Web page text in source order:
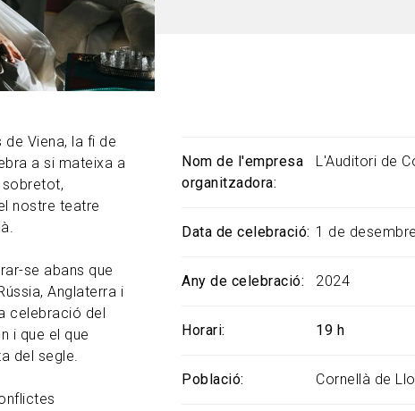
Viena, la fi de
a si mateixa a
sobretot,
nostre teatre
se abans que
Anglaterra i
celebració del
i que el que
del segle.
Nom de l'empresa
organitzadora
L'Auditori de
Data de celebració 1 de desembre
Any de celebració 2024
Horari 19 h
Població Cornellà de